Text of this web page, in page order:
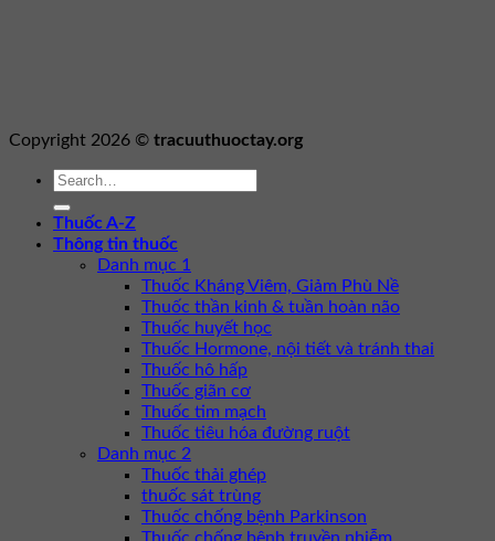
Copyright 2026 © tracuuthuoctay.org
Thuốc A-Z
Thông tin thuốc
Danh mục 1
Thuốc Kháng Viêm, Giảm Phù Nề
Thuốc thần kinh & tuần hoàn não
Thuốc huyết học
Thuốc Hormone, nội tiết và tránh thai
Thuốc hô hấp
Thuốc giãn cơ
Thuốc tim mạch
Thuốc tiêu hóa đường ruột
Danh mục 2
Thuốc thải ghép
thuốc sát trùng
Thuốc chống bệnh Parkinson